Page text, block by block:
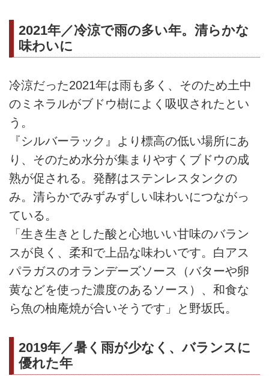
2021年／冷涼で雨の多い年。清らかな
味わいに
冷涼だった2021年は雨も多く、そのため土中
のミネラルがブドウ樹によく吸収されたとい
う。
『シルバーラック』より標高の低い場所にあ
り、そのため水分が集まりやすくブドウの成
熟が促される。発酵はステンレスタンクの
み。清らかでみずみずしい味わいにつながっ
ている。
「生き生きとした酸と心地いい甘味のバラン
スが良く、柔和で上品な味わいです。白アス
パラガスのオランデーズソース（バターや卵
黄などを使った濃度のあるソース）、和食な
ら魚の柚庵焼が合いそうです」と野坂氏。
2019年／暑く雨が少なく、バランスに
優れた年